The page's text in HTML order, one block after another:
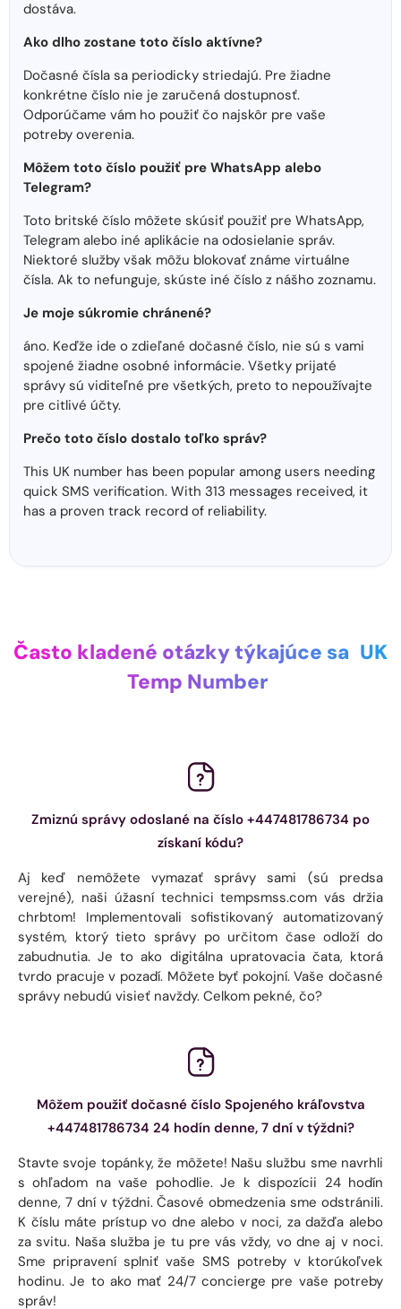
dostáva.
Ako dlho zostane toto číslo aktívne?
Dočasné čísla sa periodicky striedajú. Pre žiadne
konkrétne číslo nie je zaručená dostupnosť.
Odporúčame vám ho použiť čo najskôr pre vaše
potreby overenia.
Môžem toto číslo použiť pre WhatsApp alebo
Telegram?
Toto britské číslo môžete skúsiť použiť pre WhatsApp,
Telegram alebo iné aplikácie na odosielanie správ.
Niektoré služby však môžu blokovať známe virtuálne
čísla. Ak to nefunguje, skúste iné číslo z nášho zoznamu.
Je moje súkromie chránené?
áno. Keďže ide o zdieľané dočasné číslo, nie sú s vami
spojené žiadne osobné informácie. Všetky prijaté
správy sú viditeľné pre všetkých, preto to nepoužívajte
pre citlivé účty.
Prečo toto číslo dostalo toľko správ?
This UK number has been popular among users needing
quick SMS verification. With 313 messages received, it
has a proven track record of reliability.
Často kladené otázky týkajúce sa UK
Temp Number
Zmiznú správy odoslané na číslo +447481786734 po
získaní kódu?
Aj keď nemôžete vymazať správy sami (sú predsa
verejné), naši úžasní technici tempsmss.com vás držia
chrbtom! Implementovali sofistikovaný automatizovaný
systém, ktorý tieto správy po určitom čase odloží do
zabudnutia. Je to ako digitálna upratovacia čata, ktorá
tvrdo pracuje v pozadí. Môžete byť pokojní. Vaše dočasné
správy nebudú visieť navždy. Celkom pekné, čo?
Môžem použiť dočasné číslo Spojeného kráľovstva
+447481786734 24 hodín denne, 7 dní v týždni?
Stavte svoje topánky, že môžete! Našu službu sme navrhli
s ohľadom na vaše pohodlie. Je k dispozícii 24 hodín
denne, 7 dní v týždni. Časové obmedzenia sme odstránili.
K číslu máte prístup vo dne alebo v noci, za dažďa alebo
za svitu. Naša služba je tu pre vás vždy, vo dne aj v noci.
Sme pripravení splniť vaše SMS potreby v ktorúkoľvek
hodinu. Je to ako mať 24/7 concierge pre vaše potreby
správ!